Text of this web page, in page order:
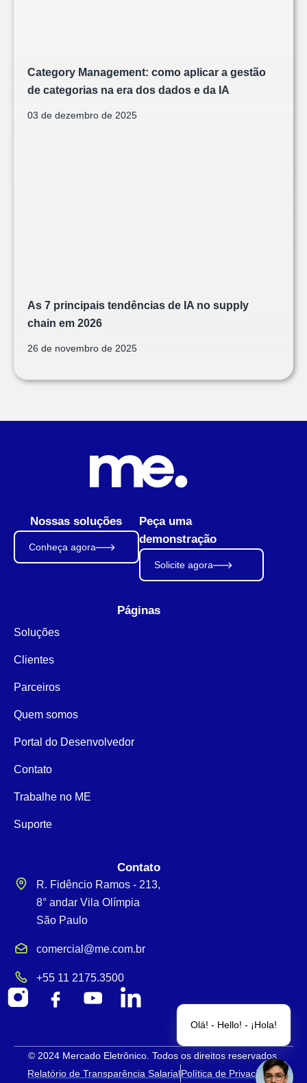
Category Management: como aplicar a gestão
de categorias na era dos dados e da IA
03 de dezembro de 2025
As 7 principais tendências de IA no supply
chain em 2026
26 de novembro de 2025
Nossas soluções
Conheça agora
Peça uma
demonstração
Solicite agora
Páginas
Soluções
Clientes
Parceiros
Quem somos
Portal do Desenvolvedor
Contato
Trabalhe no ME
Suporte
Contato
R. Fidêncio Ramos - 213,
8° andar Vila Olímpia
São Paulo
comercial@me.com.br
+55 11 2175.3500
© 2024 Mercado Eletrônico. Todos os direitos reservados.
Relatório de Transparência SalarialPolítica de Privacidade
Olá! - Hello! - ¡Hola!